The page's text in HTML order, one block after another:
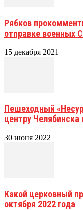
Рябков
отправке военных
15 декабря 2021
Пешеходный
центру
30 июня 2022
Какой церковный
октября 2022 года